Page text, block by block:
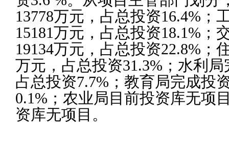
13778万元，占总投资16.4%；
15181万元，占总投资18.1%；
19134万元，占总投资22.8%；
万元，占总投资31.3%；水利
占总投资7.7%；教育局完成投
0.1%；农业局目前投资库无项
资库无项目。